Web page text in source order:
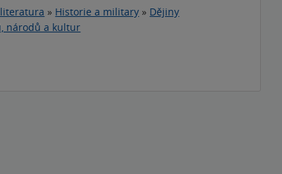
» Historie a military » Dějiny
národů a kultur